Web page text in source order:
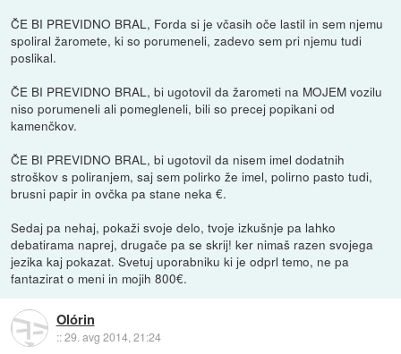
ČE BI PREVIDNO BRAL, Forda si je včasih oče lastil in sem njemu
spoliral žaromete, ki so porumeneli, zadevo sem pri njemu tudi
poslikal.
ČE BI PREVIDNO BRAL, bi ugotovil da žarometi na MOJEM vozilu
niso porumeneli ali pomegleneli, bili so precej popikani od
kamenčkov.
ČE BI PREVIDNO BRAL, bi ugotovil da nisem imel dodatnih
stroškov s poliranjem, saj sem polirko že imel, polirno pasto tudi,
brusni papir in ovčka pa stane neka €.
Sedaj pa nehaj, pokaži svoje delo, tvoje izkušnje pa lahko
debatirama naprej, drugače pa se skrij! ker nimaš razen svojega
jezika kaj pokazat. Svetuj uporabniku ki je odprl temo, ne pa
fantazirat o meni in mojih 800€.
Olórin
::29. avg 2014, 21:24